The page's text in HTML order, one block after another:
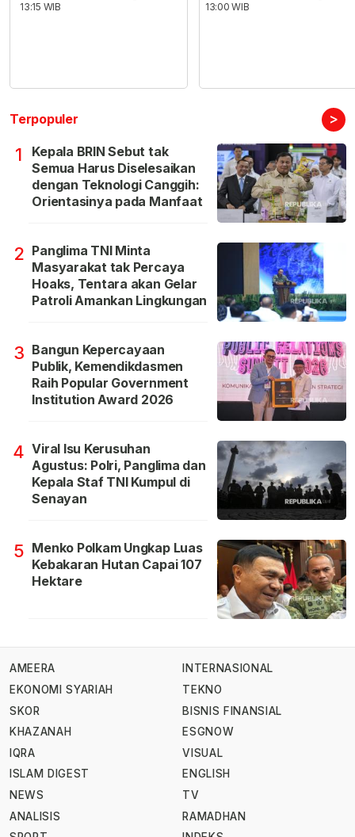
13:15 WIB
13:00 WIB
Terpopuler >
1
Kepala BRIN Sebut tak
Semua Harus Diselesaikan
dengan Teknologi Canggih:
Orientasinya pada Manfaat
2 Panglima TNI Minta
Masyarakat tak Percaya
Hoaks, Tentara akan Gelar
Patroli Amankan Lingkungan
3 Bangun Kepercayaan
Publik, Kemendikdasmen
Raih Popular Government
Institution Award 2026
4 Viral Isu Kerusuhan
Agustus: Polri, Panglima dan
Kepala Staf TNI Kumpul di
Senayan
5 Menko Polkam Ungkap Luas
Kebakaran Hutan Capai 107
Hektare
AMEERA
EKONOMI SYARIAH
SKOR
KHAZANAH
IQRA
ISLAM DIGEST
NEWS
ANALISIS
INTERNASIONAL
TEKNO
BISNIS FINANSIAL
ESGNOW
VISUAL
ENGLISH
TV
RAMADHAN